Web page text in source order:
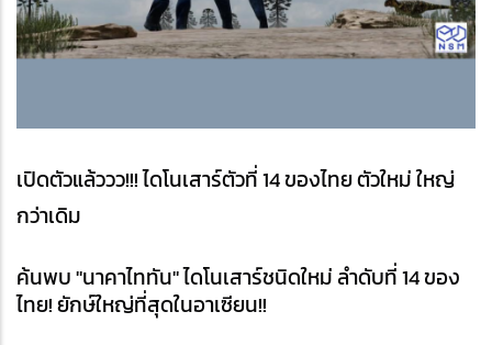
เปิดตัวแล้ววว!!! ไดโนเสาร์ตัวที่ 14 ของไทย ตัวใหม่ ใหญ่
กว่าเดิม
ค้นพบ "นาคาไททัน" ไดโนเสาร์ชนิดใหม่ ลำดับที่ 14 ของ
ไทย! ยักษ์ใหญ่ที่สุดในอาเซียน!!